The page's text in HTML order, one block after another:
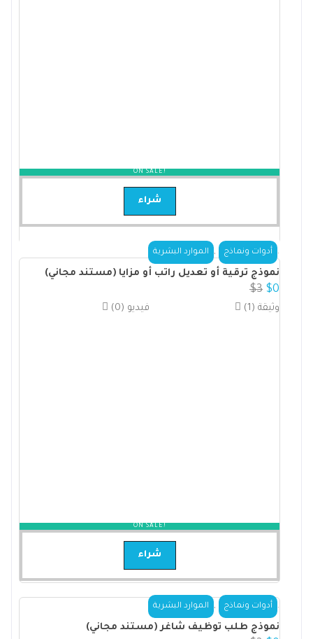
ON SALE!
شراء
الموارد البشرية أدوات ونماذج
نموذج ترقية أو تعديل راتب أو مزايا (مستند مجاني)
$3 $0
(0) فيديو (1) وثيقة
ON SALE!
شراء
الموارد البشرية أدوات ونماذج
نموذج طلب توظيف شاغر (مستند مجاني)